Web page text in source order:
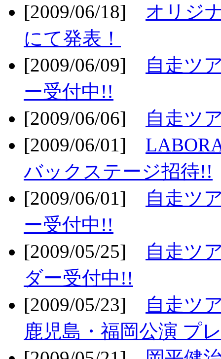
[2009/06/18] オリジ
にて発表！
[2009/06/09]
自走ツ
ー受付中!!
[2009/06/06]
自走ツ
[2009/06/01]
バックステージ招待!!
[2009/06/01]
自走ツ
ー受付中!!
[2009/05/25]
自走ツ
ダー受付中!!
[2009/05/23]
自走ツ
鹿児島・福岡公演 プ